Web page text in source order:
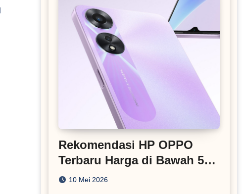
Rekomendasi HP OPPO
Terbaru Harga di Bawah 5
Juta
10 Mei 2026